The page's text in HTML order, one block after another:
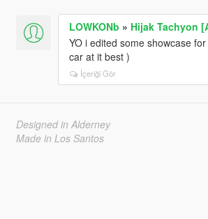
LOWKONb » Hijak Tachyon
YO i edited some showcase
car at it best )
İçeriği Gör
Designed in Alderney
Made in Los Santos